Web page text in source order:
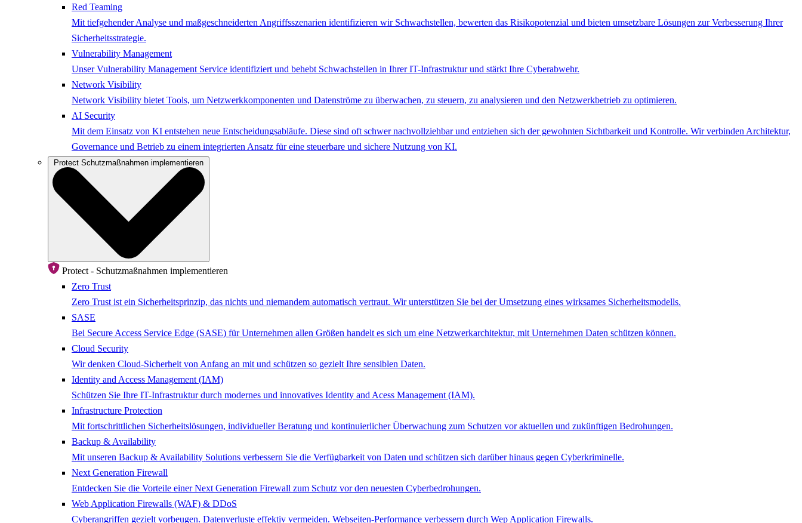
Red Teaming
Mit tiefgehender Analyse und maßgeschneiderten Angriffsszenarien identifizieren wir Schwachstellen, bewerten das Risikopotenzial und bieten umsetzbare Lösungen zur Verbesserung Ihrer
Sicherheitsstrategie.
Vulnerability Management
Unser Vulnerability Management Service identifiziert und behebt Schwachstellen in Ihrer IT-Infrastruktur und stärkt Ihre Cyberabwehr.
Network ​Visibility
Network Visibility bietet Tools, um Netzwerkkomponenten und Datenströme zu überwachen, zu steuern, zu analysieren und den Netzwerkbetrieb zu optimieren.
AI Security
Mit dem Einsatz von KI entstehen neue Entscheidungsabläufe. Diese sind oft schwer nachvollziehbar und entziehen sich der gewohnten Sichtbarkeit und Kontrolle. Wir verbinden Architektur,
Governance und Betrieb zu einem integrierten Ansatz für eine steuerbare und sichere Nutzung von KI.
Protect Schutzmaßnahmen implementieren
Protect - Schutzmaßnahmen implementieren
Zero Trust
Zero Trust ist ein Sicherheitsprinzip, das nichts und niemandem automatisch vertraut. Wir unterstützen Sie bei der Umsetzung eines wirksames Sicherheitsmodells.
SASE
Bei Secure Access Service Edge (SASE) für Unternehmen allen Größen handelt es sich um eine Netzwerkarchitektur, mit Unternehmen Daten schützen können.
Cloud Security
Wir denken Cloud-Sicherheit von Anfang an mit und schützen so gezielt Ihre sensiblen Daten.
Identity and Access Management (IAM)
Schützen Sie Ihre IT-Infrastruktur durch modernes und innovatives Identity and Acess Management (IAM).
Infrastructure Protection
Mit fortschrittlichen Sicherheitslösungen, individueller Beratung und kontinuierlicher Überwachung zum Schutzen vor aktuellen und zukünftigen Bedrohungen.
Backup & Availability
Mit unseren Backup & Availability Solutions verbessern Sie die Verfügbarkeit von Daten und schützen sich darüber hinaus gegen Cyberkriminelle.
Next Generation Firewall
Entdecken Sie die Vorteile einer Next Generation Firewall zum Schutz vor den neuesten Cyberbedrohungen.
Web Application Firewalls (WAF) & DDoS
Cyberangriffen gezielt vorbeugen. Datenverluste effektiv vermeiden. Webseiten-Performance verbessern durch Wep Application Firewalls.